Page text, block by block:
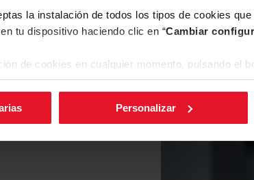
la instalación de todos los tipos de cookies
tu dispositivo haciendo clic en “Cambiar
de cookies en cualquier momento, pulsando el
Personalizar
Descargar